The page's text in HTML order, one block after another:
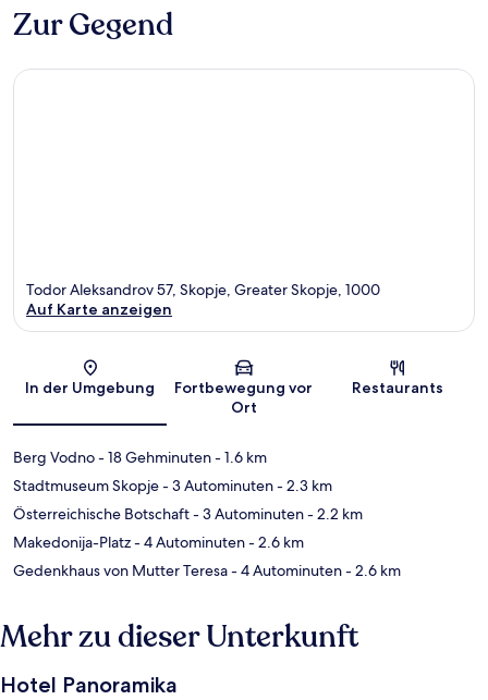
Zur Gegend
Karte
Todor Aleksandrov 57, Skopje, Greater Skopje, 1000
Auf Karte anzeigen
In der Umgebung
Fortbewegung vor
Ort
Restaurants
Berg Vodno- 18 Gehminuten- 1.6 km
Stadtmuseum Skopje- 3 Autominuten- 2.3 km
Österreichische Botschaft- 3 Autominuten- 2.2 km
Makedonija-Platz- 4 Autominuten- 2.6 km
Gedenkhaus von Mutter Teresa- 4 Autominuten- 2.6 km
Mehr zu dieser Unterkunft
Hotel Panoramika